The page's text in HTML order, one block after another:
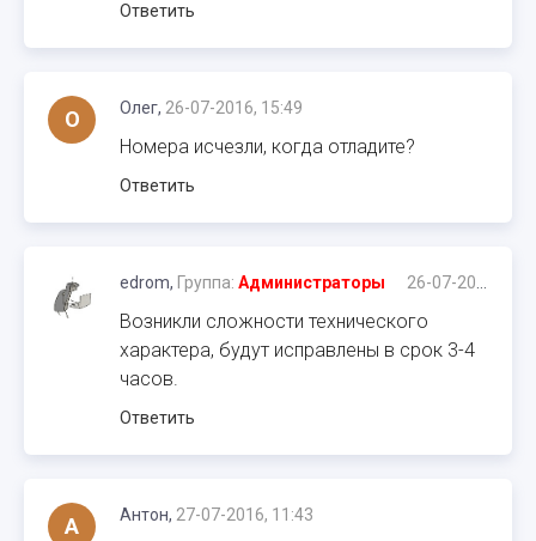
Ответить
О Олег, 26-07-2016, 15:49
Номера исчезли, когда отладите?
Ответить
edrom, Группа: Администраторы 26-07-2016, 15:50
Возникли сложности технического
характера, будут исправлены в срок 3-4
часов.
Ответить
А Антон, 27-07-2016, 11:43